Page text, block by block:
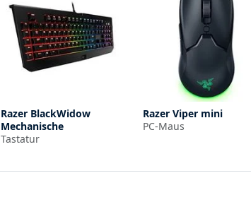
Razer BlackWidow
Mechanische
Tastatur
Razer Viper mini
PC-Maus